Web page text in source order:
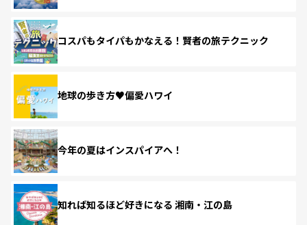
コスパもタイパもかなえる！賢者の旅テクニック
地球の歩き方♥偏愛ハワイ
今年の夏はインスパイアへ！
知れば知るほど好きになる 湘南・江の島